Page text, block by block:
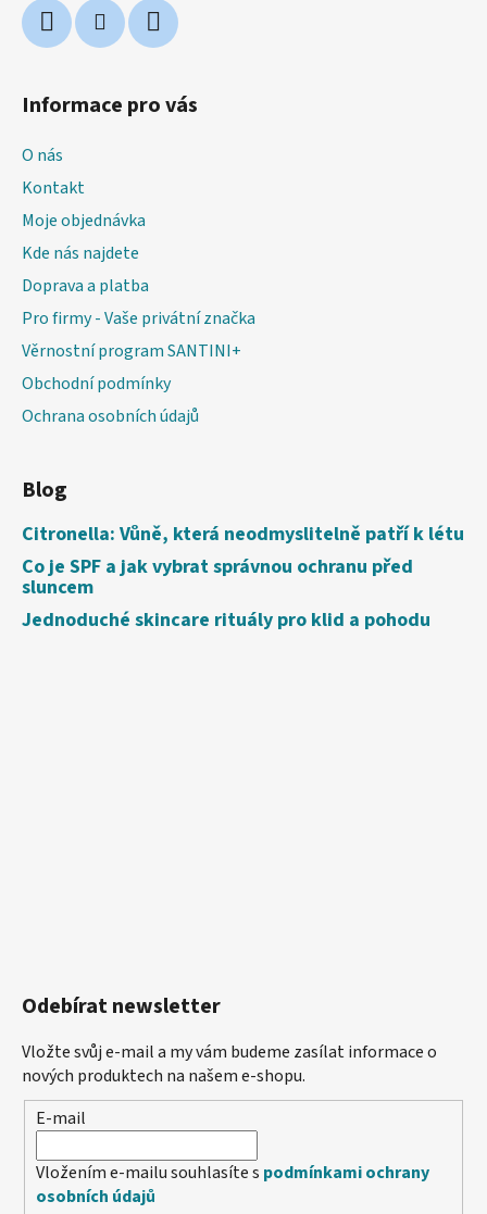
Informace pro vás
O nás
Kontakt
Moje objednávka
Kde nás najdete
Doprava a platba
Pro firmy - Vaše privátní značka
Věrnostní program SANTINI+
Obchodní podmínky
Ochrana osobních údajů
Blog
Citronella: Vůně, která neodmyslitelně patří k létu
Co je SPF a jak vybrat správnou ochranu před
sluncem
Jednoduché skincare rituály pro klid a pohodu
Odebírat newsletter
Vložte svůj e-mail a my vám budeme zasílat informace o
nových produktech na našem e-shopu.
E-mail
Vložením e-mailu souhlasíte s podmínkami ochrany
osobních údajů